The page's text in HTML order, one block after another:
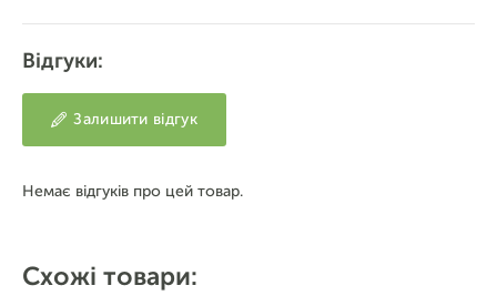
Схожі товари:
Відгуки:
Залишити відгук
Немає відгуків про цей товар.